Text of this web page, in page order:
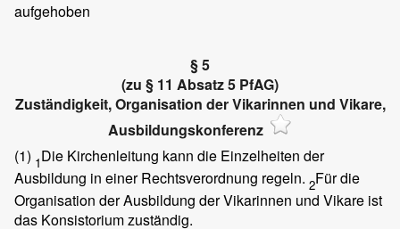
aufgehoben
§ 5
(zu § 11 Absatz 5 PfAG)
Zuständigkeit, Organisation der Vikarinnen und Vikare,
Ausbildungskonferenz
(1) 1Die Kirchenleitung kann die Einzelheiten der
Ausbildung in einer Rechtsverordnung regeln. 2Für die
Organisation der Ausbildung der Vikarinnen und Vikare ist
das Konsistorium zuständig.